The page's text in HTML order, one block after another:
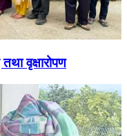
वृक्षारोपण